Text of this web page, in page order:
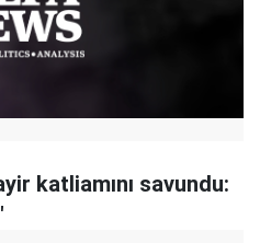
katliamını savundu: